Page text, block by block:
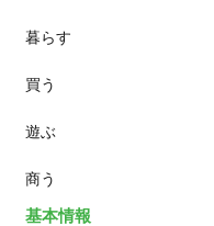
スイーツ
ランチ
カフェ
暮らす
買う
遊ぶ
商う
基本情報